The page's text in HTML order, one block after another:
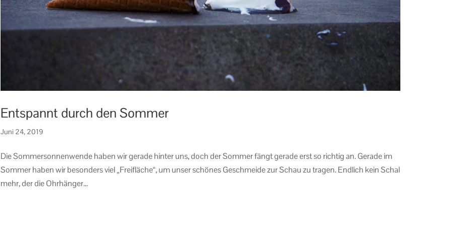
Entspannt durch den Sommer
Juni 24, 2019
Die Sommersonnenwende haben wir gerade hinter uns, doch der Sommer fängt gerade erst so richtig an. Gerade im
Sommer haben wir besonders viel „Freifläche“, um unser schönes Geschmeide zur Schau zu tragen. Endlich kein Schal
mehr, der die Ohrhänger...